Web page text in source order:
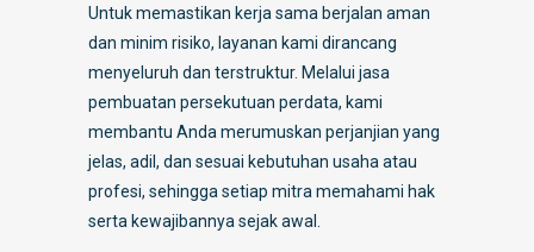
Untuk memastikan kerja sama berjalan aman
dan minim risiko, layanan kami dirancang
menyeluruh dan terstruktur. Melalui jasa
pembuatan persekutuan perdata, kami
membantu Anda merumuskan perjanjian yang
jelas, adil, dan sesuai kebutuhan usaha atau
profesi, sehingga setiap mitra memahami hak
serta kewajibannya sejak awal.